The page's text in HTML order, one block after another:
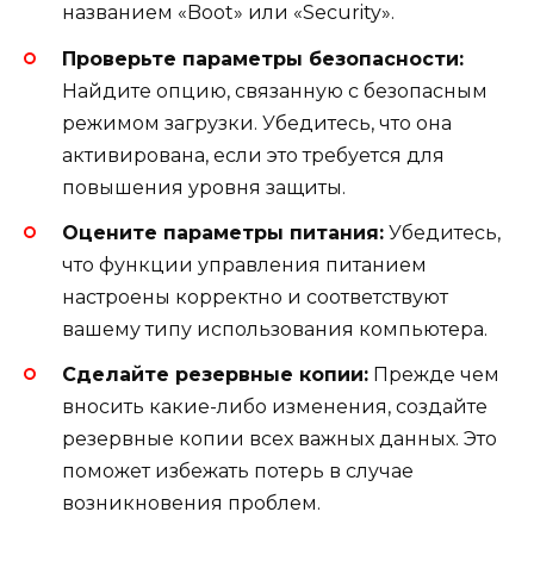
названием «Boot» или «Security».
Проверьте параметры безопасности:
Найдите опцию, связанную с безопасным
режимом загрузки. Убедитесь, что она
активирована, если это требуется для
повышения уровня защиты.
Оцените параметры питания: Убедитесь,
что функции управления питанием
настроены корректно и соответствуют
вашему типу использования компьютера.
Сделайте резервные копии: Прежде чем
вносить какие-либо изменения, создайте
резервные копии всех важных данных. Это
поможет избежать потерь в случае
возникновения проблем.